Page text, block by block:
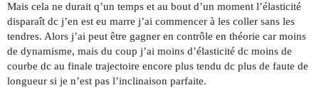
Mais cela ne durait q’un temps et au bout d’un moment l’élasticité
disparaît dc j’en est eu marre j’ai commencer à les coller sans les
tendres. Alors j’ai peut être gagner en contrôle en théorie car moins
de dynamisme, mais du coup j’ai moins d’élasticité dc moins de
courbe dc au finale trajectoire encore plus tendu dc plus de faute de
longueur si je n’est pas l’inclinaison parfaite.